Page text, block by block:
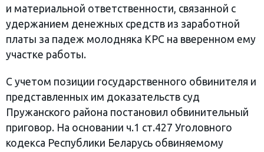
и материальной ответственности, связанной с
удержанием денежных средств из заработной
платы за падеж молодняка КРС на вверенном ему
участке работы.
С учетом позиции государственного обвинителя и
представленных им доказательств суд
Пружанского района постановил обвинительный
приговор. На основании ч.1 ст.427 Уголовного
кодекса Республики Беларусь обвиняемому